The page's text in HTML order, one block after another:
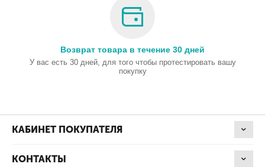
Регулируемый шумоподавитель
Передняя панель с небольшим ЖК-дисплеем
Надежная тангента с электретным микрофоном
Экстренная настройка на 9-й канал (CH9)
Возможность подключения внешнего громкоговорителя
Возврат товара в течение 30 дней
У вас есть 30 дней, для того чтобы протестировать вашу
покупку
КАБИНЕТ ПОКУПАТЕЛЯ
КОНТАКТЫ